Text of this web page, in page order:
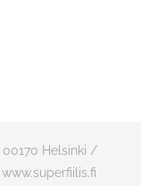
Helsinki /